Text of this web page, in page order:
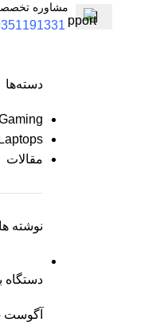
مشاوره
دسته‌ها
Laptops
مقالات
نوشته
دستگاه
آگوست 25, 2025